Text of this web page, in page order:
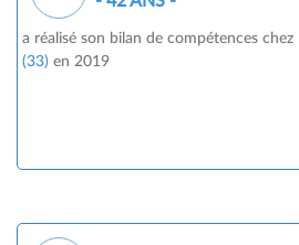
a réalisé son bilan de compétences chez
(33) en 2019